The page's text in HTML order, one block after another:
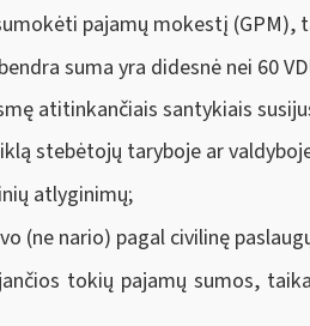
pajamų mokestį
suma yra didesnė nei 60
atitinkančiais santykiais
stebėtojų taryboje ar
atlyginimų;
(ne nario) pagal civilinę
tokių pajamų sumos,